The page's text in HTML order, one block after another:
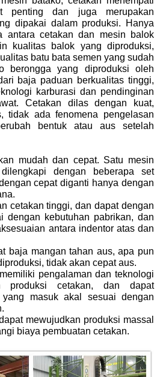
penting dan juga merupakan
dipakai dalam produksi. Hanya
antara cetakan dan mesin balok
kualitas balok yang diproduksi,
batu bata semen yang sudah
berongga yang diproduksi oleh
baja paduan berkualitas tinggi,
karburasi dan pendinginan
Cetakan dilas dengan kuat,
tidak ada fenomena pengelasan
bentuk atau aus setelah
mudah dan cepat. Satu mesin
dengan beberapa set
cepat diganti hanya dengan
cetakan tinggi, dan dapat dengan
dengan kebutuhan pabrikan, dan
antara indentor atas dan
baja mangan tahan aus, apa pun
tidak akan cepat aus.
pengalaman dan teknologi
produksi cetakan, dan dapat
yang masuk akal sesuai dengan
mewujudkan produksi massal
biaya pembuatan cetakan.